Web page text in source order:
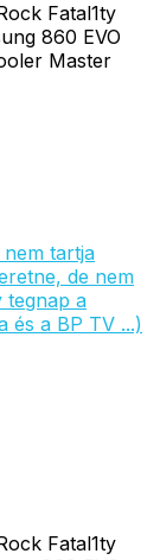
Fatal1ty
860 EVO
Master
tartja
de nem
tegnap a
és a BP TV ...)
Fatal1ty